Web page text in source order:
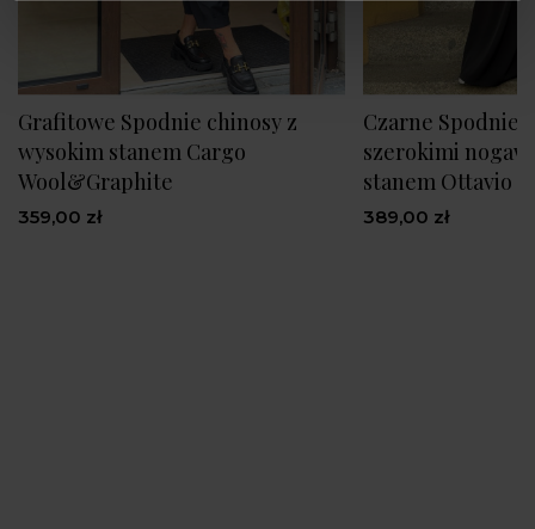
Grafitowe Spodnie chinosy z
wysokim stanem Cargo
Wool&Graphite
359,00 zł
Czarne Spodnie
szerokimi
stanem Ottavio
389,00 zł